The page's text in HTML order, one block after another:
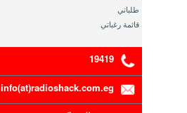
طلباتي
قائمة رغباتي
19419
info(at)radioshack.com.eg